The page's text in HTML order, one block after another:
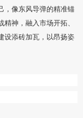
，像东风导弹的精准锚
神，融入市场开拓、
设添砖加瓦，以昂扬姿